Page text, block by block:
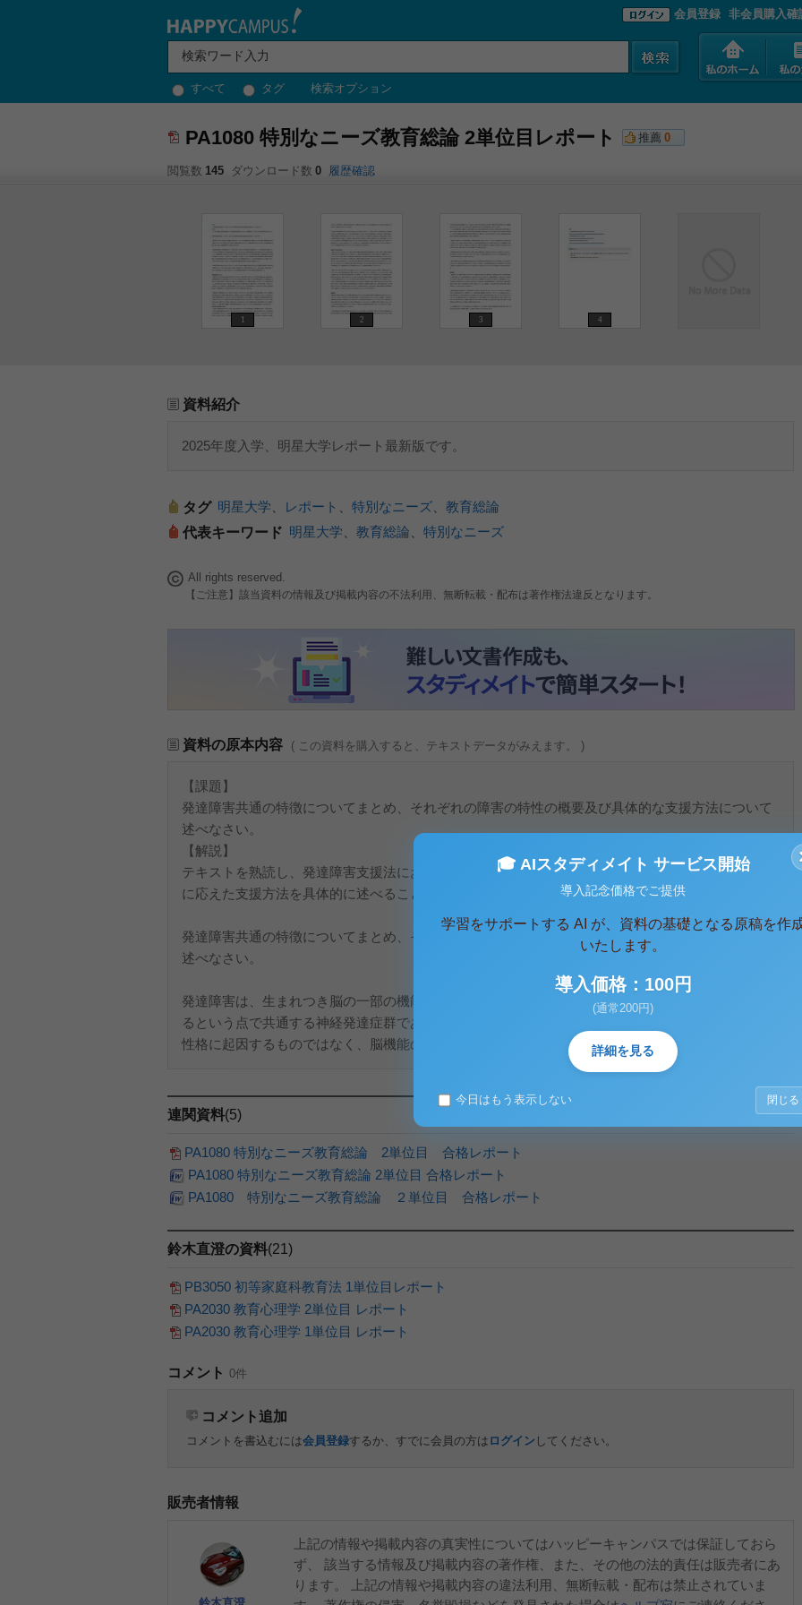
すべて タグ 検索オプション
会員登録 非会員購入確
PA1080 特別なニーズ教育総論 2単位目レポート 推薦 0
閲覧数 145 ダウンロード数 0 履歴確認
1 2 3 4
資料紹介
2025年度入学、明星大学レポート最新版です。
タグ 明星大学 レポート 特別なニーズ
教育総論
代表キーワード 明星大学 教育総論 特別なニーズ
All rights reserved.
【ご注意】該当資料の情報及び掲載内容の不法利用、無断転載・配布は著作権法違反となります。
資料の原本内容 ( この資料を購入すると、テキストデータがみえます。 )
【課題】
発達障害共通の特徴についてまとめ、それぞれの障害の特性の概要及び具体的な支援方法について
述べなさい。
【解説】
テキストを熟読し、発達障害支援法における発達障害の規定をまとめたうえで、障害特性のニーズ
に応えた支援方法を具体的に述べること。
発達障害共通の特徴についてまとめ、それぞれの障害の特性の概要及び具体的な支援方法について
述べなさい。
発達障害は、生まれつき脳の一部の機能に障害があること、そしてその症状が通常低年齢で発現す
るという点で共通する神経発達症群であると定義されている。これらの障害は、個人の努力不足や
性格に起因するものではなく、脳機能の特性に根ざしたものであり、その特...
連関資料(5)
PA1080 特別なニーズ教育総論 2単位目 合格レポート
PA1080 特別なニーズ教育総論 2単位目 合格レポート
PA1080 特別なニーズ教育総論 ２単位目 合格レポート
鈴木直澄の資料(21)
PB3050 初等家庭科教育法 1単位目レポート
PA2030 教育心理学 2単位目 レポート
PA2030 教育心理学 1単位目 レポート
コメント 0件
コメント追加
コメントを書込むには会員登録するか、すでに会員の方は ログイン してください。
販売者情報
上記の情報や掲載内容の真実性についてはハッピーキャンパスでは保証しておら
ず、 該当する情報及び掲載内容の著作権、また、その他の法的責任は販売者にあ
ります。 上記の情報や掲載内容の違法利用、無断転載・配布は禁止されていま
🎓 AIスタディメイト サービス開始
導入記念価格でご提供
学習をサポートする AI が、資料の基礎となる原稿を作
いたします。
導入価格：100円
(通常200円)
詳細を見る
今日はもう表示しない 閉じる